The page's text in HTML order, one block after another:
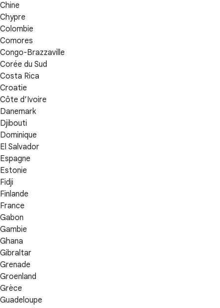
Chine
Chypre
Colombie
Comores
Congo-Brazzaville
Corée du Sud
Costa Rica
Croatie
Côte d’Ivoire
Danemark
Djibouti
Dominique
El Salvador
Espagne
Estonie
Fidji
Finlande
France
Gabon
Gambie
Ghana
Gibraltar
Grenade
Groenland
Grèce
Guadeloupe